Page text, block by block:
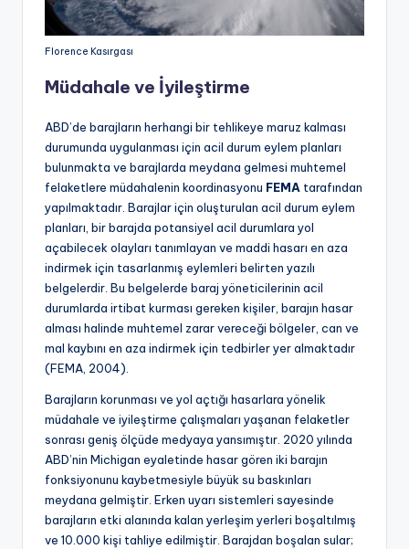
Florence Kasırgası
Müdahale ve İyileştirme
ABD’de barajların herhangi bir tehlikeye maruz kalması
durumunda uygulanması için acil durum eylem planları
bulunmakta ve barajlarda meydana gelmesi muhtemel
felaketlere müdahalenin koordinasyonu FEMA tarafından
yapılmaktadır. Barajlar için oluşturulan acil durum eylem
planları, bir barajda potansiyel acil durumlara yol
açabilecek olayları tanımlayan ve maddi hasarı en aza
indirmek için tasarlanmış eylemleri belirten yazılı
belgelerdir. Bu belgelerde baraj yöneticilerinin acil
durumlarda irtibat kurması gereken kişiler, barajın hasar
alması halinde muhtemel zarar vereceği bölgeler, can ve
mal kaybını en aza indirmek için tedbirler yer almaktadır
(FEMA, 2004).
Barajların korunması ve yol açtığı hasarlara yönelik
müdahale ve iyileştirme çalışmaları yaşanan felaketler
sonrası geniş ölçüde medyaya yansımıştır. 2020 yılında
ABD’nin Michigan eyaletinde hasar gören iki barajın
fonksiyonunu kaybetmesiyle büyük su baskınları
meydana gelmiştir. Erken uyarı sistemleri sayesinde
barajların etki alanında kalan yerleşim yerleri boşaltılmış
ve 10.000 kişi tahliye edilmiştir. Barajdan boşalan sular;